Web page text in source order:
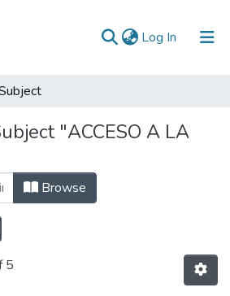
Log In (current)
"ACCESO A LA
Browse
5